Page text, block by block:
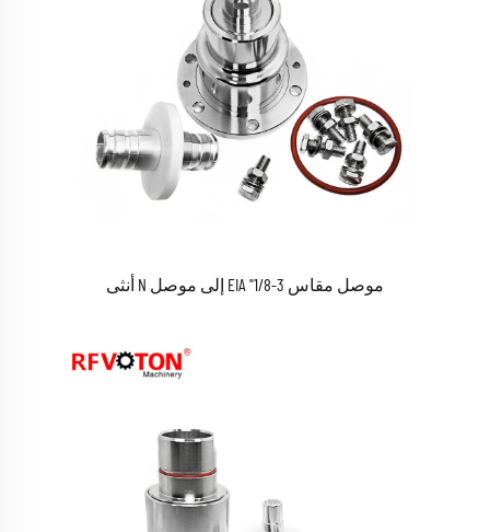
موصل مقاس 3-1/8" EIA إلى موصل N أنثى